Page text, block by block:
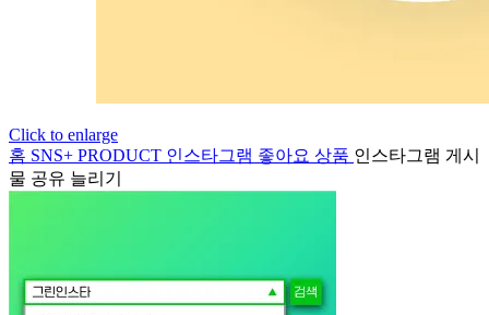
Click to enlarge
홈 SNS+ PRODUCT 인스타그램 좋아요 상품 인스타그램 게시
물 공유 늘리기